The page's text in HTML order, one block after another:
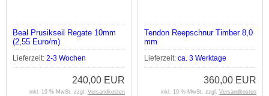
Beal Prusikseil Regate 10mm
(2,55 Euro/m)
Lieferzeit: 2-3 Wochen
240,00 EUR
inkl. 19 % MwSt. zzgl. Versandkosten
Tendon Reepschnur Timber 8,0
mm
Lieferzeit: ca. 3 Werktage
360,00 EUR
inkl. 19 % MwSt. zzgl. Versandkosten